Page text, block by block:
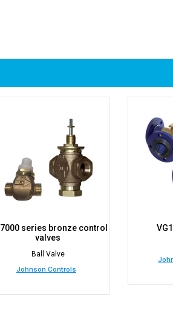
series bronze control
valves
Ball Valve
Johnson Controls